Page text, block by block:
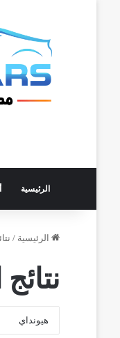
الرئيسية
الرئيسية /